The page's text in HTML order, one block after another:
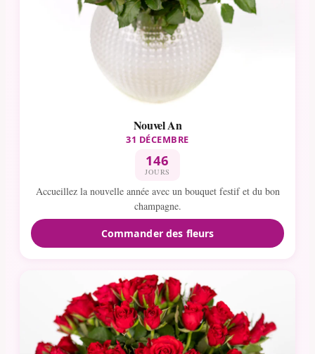
Nouvel An
31 DÉCEMBRE
146
JOURS
Accueillez la nouvelle année avec un bouquet festif et du bon
champagne.
Commander des fleurs